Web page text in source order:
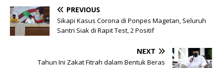
PREVIOUS
Sikapi Kasus Corona di Ponpes Magetan, Seluruh
Santri Siak di Rapit Test, 2 Positif
NEXT
Tahun Ini Zakat Fitrah dalam Bentuk Beras